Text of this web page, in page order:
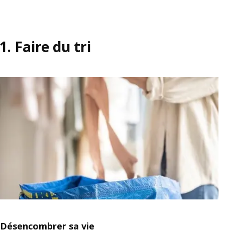
1. Faire du tri
Désencombrer sa vie​